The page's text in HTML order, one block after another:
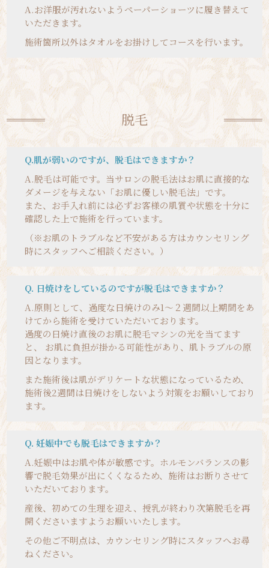
A.お洋服が汚れないようペーパーショーツに履き替えて
いただきます。
施術箇所以外はタオルをお掛けしてコースを行います。
脱毛
Q.肌が弱いのですが、脱毛はできますか？
A.脱毛は可能です。当サロンの脱毛法はお肌に直接的な
ダメージを与えない「お肌に優しい脱毛法」です。
また、お手入れ前には必ずお客様の肌質や状態を十分に
確認した上で施術を行っています。
（※お肌のトラブルなど不安がある方はカウンセリング
時にスタッフへご相談ください。）
Q. 日焼けをしているのですが脱毛はできますか？
A.原則として、過度な日焼けのみ1～２週間以上期間をあ
けてから施術を受けていただいております。
過度の日焼け直後のお肌に脱毛マシンの光を当てます
と、 お肌に負担が掛かる可能性があり、肌トラブルの原
因となります。
また施術後は肌がデリケートな状態になっているため、
施術後2週間は日焼けをしないよう対策をお願いしており
ます。
Q. 妊娠中でも脱毛はできますか？
A.妊娠中はお肌や体が敏感です。ホルモンバランスの影
響で脱毛効果が出にくくなるため、施術はお断りさせて
いただいております。
産後、初めての生理を迎え、授乳が終わり次第脱毛を再
開くださいますようお願いいたします。
その他ご不明点は、カウンセリング時にスタッフへお尋
ねください。